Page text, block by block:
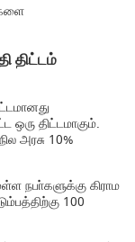
திட்டம்
ஒரு திட்டமாகும்.
அரசு 10%
நபா்களுக்கு கிராம
100